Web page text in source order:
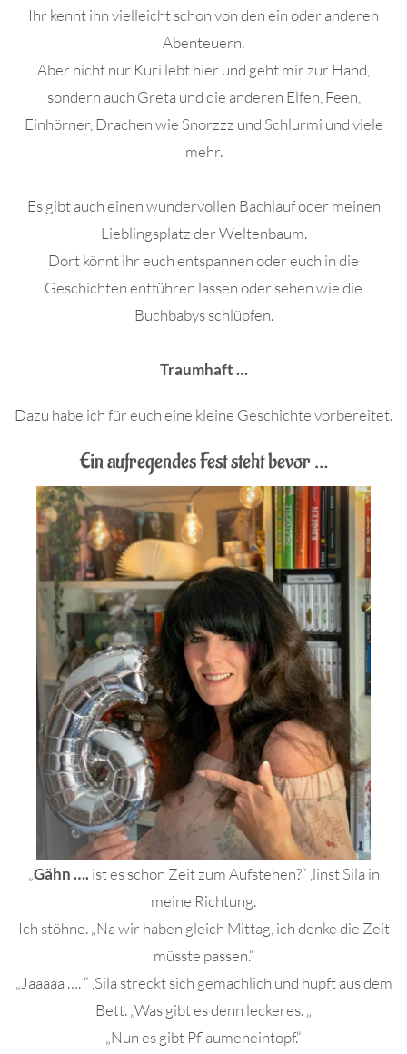
Ihr kennt ihn vielleicht schon von den ein oder anderen
Abenteuern.
Aber nicht nur Kuri lebt hier und geht mir zur Hand,
sondern auch Greta und die anderen Elfen, Feen,
Einhörner, Drachen wie Snorzzz und Schlurmi und viele
mehr.
Es gibt auch einen wundervollen Bachlauf oder meinen
Lieblingsplatz der Weltenbaum.
Dort könnt ihr euch entspannen oder euch in die
Geschichten entführen lassen oder sehen wie die
Buchbabys schlüpfen.
Traumhaft …
Dazu habe ich für euch eine kleine Geschichte vorbereitet.
Ein aufregendes Fest steht bevor …
„Gähn ….ist es schon Zeit zum Aufstehen?“ ,linst Sila in
meine Richtung.
Ich stöhne. „Na wir haben gleich Mittag, ich denke die Zeit
müsste passen.“
„Jaaaaa …. “ ,Sila streckt sich gemächlich und hüpft aus dem
Bett. „Was gibt es denn leckeres. „
„Nun es gibt Pflaumeneintopf.“